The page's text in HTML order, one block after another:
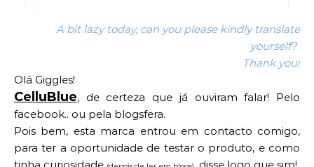
A bit lazy today, can you please kindly translate
yourself?
Thank you!
Olá Giggles!
CelluBlue, de certeza que já ouviram falar! Pelo
facebook.. ou pela blogsfera.
Pois bem, esta marca entrou em contacto comigo,
para ter a oportunidade de testar o produto, e como